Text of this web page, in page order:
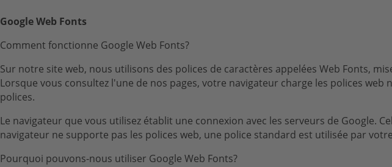
Google Web Fonts
Comment fonctionne Google Web Fonts?
Sur notre site web, nous utilisons des polices de caractères appelées Web Fonts,
Lorsque vous consultez l'une de nos pages, votre navigateur charge les polices
polices.
Le navigateur que vous utilisez établit une connexion avec les serveurs de Google.
navigateur ne supporte pas les polices web, une police standard est utilisée par
Pourquoi pouvons-nous utiliser Google Web Fonts?